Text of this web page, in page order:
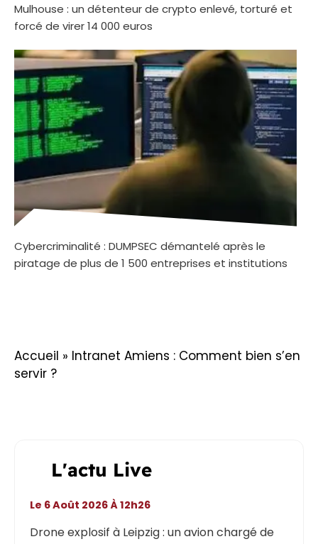
Mulhouse : un détenteur de crypto enlevé, torturé et
forcé de virer 14 000 euros
Cybercriminalité : DUMPSEC démantelé après le
piratage de plus de 1 500 entreprises et institutions
Accueil » Intranet Amiens : Comment bien s’en
servir ?
L'actu Live
Drone explosif à Leipzig : un avion chargé de
Le 6 Août 2026 À 12h26